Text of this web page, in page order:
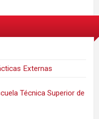
Externas
Técnica Superior de